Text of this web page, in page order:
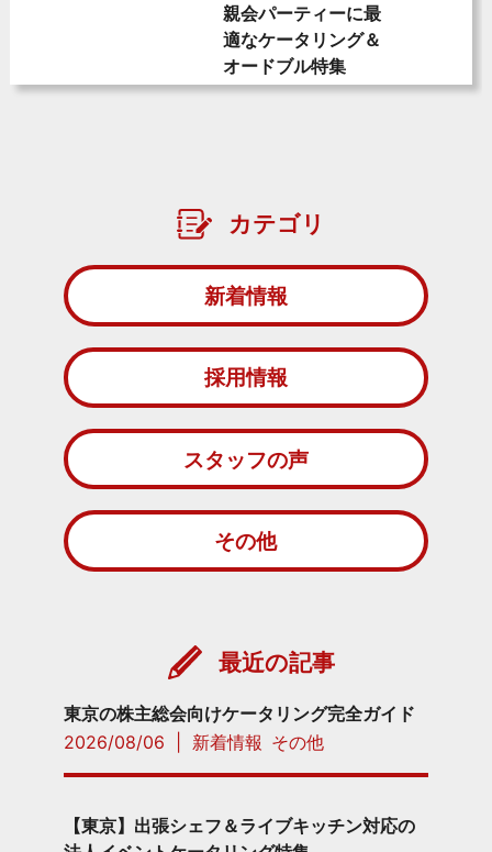
親会パーティーに最
適なケータリング＆
オードブル特集
カテゴリ
新着情報
採用情報
スタッフの声
その他
最近の記事
東京の株主総会向けケータリング完全ガイド
2026/08/06
新着情報 その他
【東京】出張シェフ＆ライブキッチン対応の